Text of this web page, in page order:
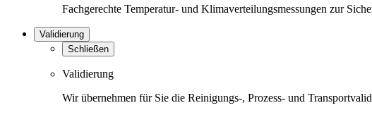
Fachgerechte Temperatur- und Klimaverteilungsmessungen zur
Validierung
Schließen
Validierung
Wir übernehmen für Sie die Reinigungs-, Prozess- und